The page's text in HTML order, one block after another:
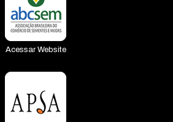
Acessar Website